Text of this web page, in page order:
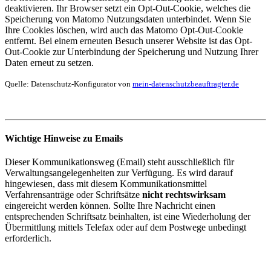
deaktivieren. Ihr Browser setzt ein Opt-Out-Cookie, welches die
Speicherung von Matomo Nutzungsdaten unterbindet. Wenn Sie
Ihre Cookies löschen, wird auch das Matomo Opt-Out-Cookie
entfernt. Bei einem erneuten Besuch unserer Website ist das Opt-
Out-Cookie zur Unterbindung der Speicherung und Nutzung Ihrer
Daten erneut zu setzen.
Quelle: Datenschutz-Konfigurator von mein-datenschutzbeauftragter.de
Wichtige Hinweise zu Emails
Dieser Kommunikationsweg (Email) steht ausschließlich für
Verwaltungsangelegenheiten zur Verfügung. Es wird darauf
hingewiesen, dass mit diesem Kommunikationsmittel
Verfahrensanträge oder Schriftsätze nicht rechtswirksam
eingereicht werden können. Sollte Ihre Nachricht einen
entsprechenden Schriftsatz beinhalten, ist eine Wiederholung der
Übermittlung mittels Telefax oder auf dem Postwege unbedingt
erforderlich.